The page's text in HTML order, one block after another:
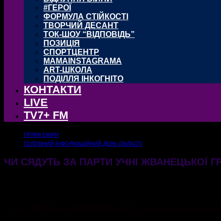
#ГЕРОЇ
ФОРМУЛА СТІЙКОСТІ
ТВОРЧИЙ ДЕСАНТ
ТОК-ШОУ “ВІДПОВІДЬ”
ПОЗИЦІЯ
СПОРТЦЕНТР
MAMAINSTAGRAMA
ART-ШКОЛА
ПОДІЛЛЯ ІНКОГНІТО
КОНТАКТИ
LIVE
TV7+ FM
ПРЯМІ ЕФІРИ
ГОЛОВНИЙ ІНФОРМАЦІЙНИЙ ДЕНЬ ОБЛАСТІ
ЧИ СЯДУТЬ ЗА ПАРТИ УЧНІ ЖВАНЕЦЬКОЇ